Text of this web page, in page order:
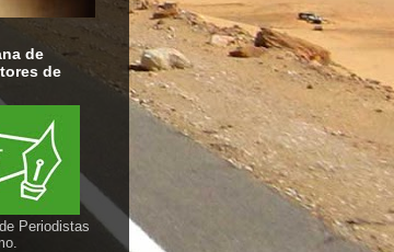
de
de
Periodistas